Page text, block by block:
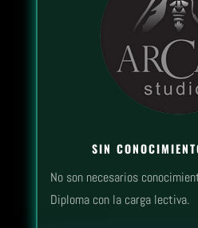
SIN
No son necesarios
Diploma con la carga lectiva.